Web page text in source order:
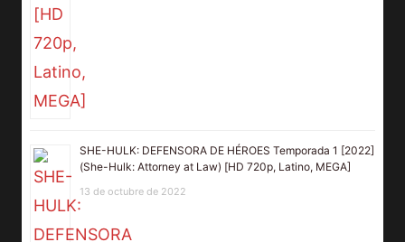
SHE-HULK: DEFENSORA DE HÉROES Temporada 1 [2022]
(She-Hulk: Attorney at Law) [HD 720p, Latino, MEGA]
13 de octubre de 2022